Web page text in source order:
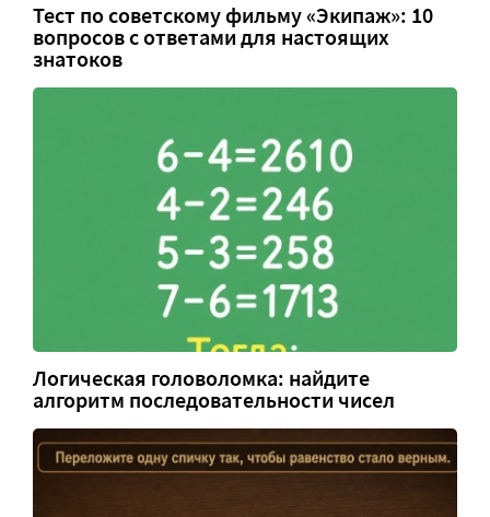
Тест по советскому фильму «Экипаж»: 10
вопросов с ответами для настоящих
знатоков
Логическая головоломка: найдите
алгоритм последовательности чисел